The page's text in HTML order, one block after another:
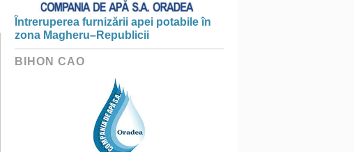
Întreruperea furnizării apei potabile în
zona Magheru–Republicii
BIHON CAO